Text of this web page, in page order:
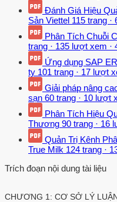
Đánh Giá Hiệu
Sản Viettel 115 trang ·
Phân Tích Chuỗi
trang · 135 lượt xem ·
Ứng dụng SAP
ty 101 trang · 17 lượt
Giải pháp nâng
sạn 60 trang · 10 lượt
Phân Tích Hiệu
Thương 90 trang · 16
Quản Trị Kênh
True Milk 124 trang ·
Trích đoạn nội dung tài liệu
CHƯƠNG 1: CƠ SỞ LÝ